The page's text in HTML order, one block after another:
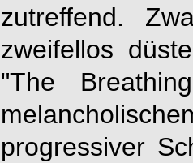
zutreffend.
zweifellos
"The
progressiver